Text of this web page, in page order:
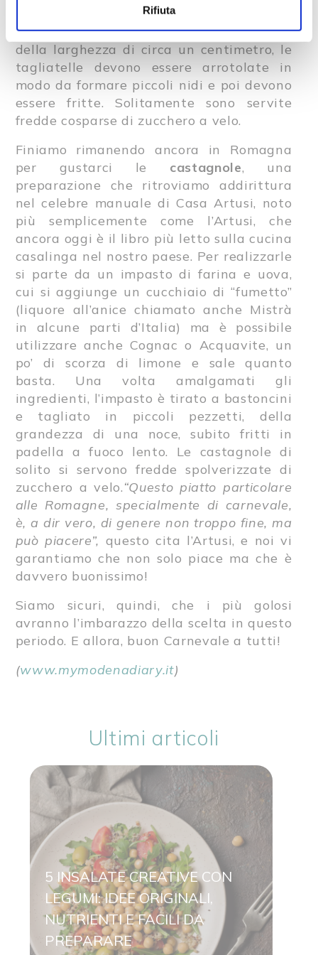
Rifiuta
poi cospargerla di zucchero e succo di
limone o di arancia. Una volta tagliate
della larghezza di circa un centimetro, le
tagliatelle devono essere arrotolate in
modo da formare piccoli nidi e poi devono
essere fritte. Solitamente sono servite
fredde cosparse di zucchero a velo.
Finiamo rimanendo ancora in Romagna
per gustarci le castagnole, una
preparazione che ritroviamo addirittura
nel celebre manuale di Casa Artusi, noto
più semplicemente come l’Artusi, che
ancora oggi è il libro più letto sulla cucina
casalinga nel nostro paese. Per realizzarle
si parte da un impasto di farina e uova,
cui si aggiunge un cucchiaio di “fumetto”
(liquore all’anice chiamato anche Mistrà
in alcune parti d’Italia) ma è possibile
utilizzare anche Cognac o Acquavite, un
po’ di scorza di limone e sale quanto
basta. Una volta amalgamati gli
ingredienti, l’impasto è tirato a bastoncini
e tagliato in piccoli pezzetti, della
grandezza di una noce, subito fritti in
padella a fuoco lento. Le castagnole di
solito si servono fredde spolverizzate di
zucchero a velo.“Questo piatto particolare
alle Romagne, specialmente di carnevale,
è, a dir vero, di genere non troppo fine, ma
può piacere”, questo cita l’Artusi, e noi vi
garantiamo che non solo piace ma che è
davvero buonissimo!
Siamo sicuri, quindi, che i più golosi
avranno l’imbarazzo della scelta in questo
periodo. E allora, buon Carnevale a tutti!
(www.mymodenadiary.it)
Ultimi articoli
5 INSALATE CREATIVE CON
LEGUMI: IDEE ORIGINALI,
NUTRIENTI E FACILI DA
PREPARARE